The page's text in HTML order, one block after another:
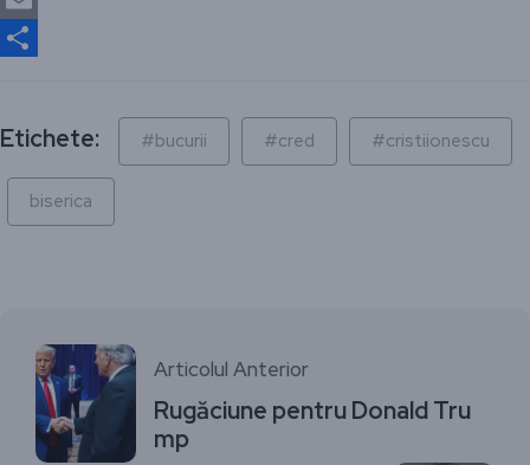
Email
Etichete: #bucurii #cred #cristiionescu
biserica
Articolul Anterior
Rugăciune pentru Donald Tru
mp